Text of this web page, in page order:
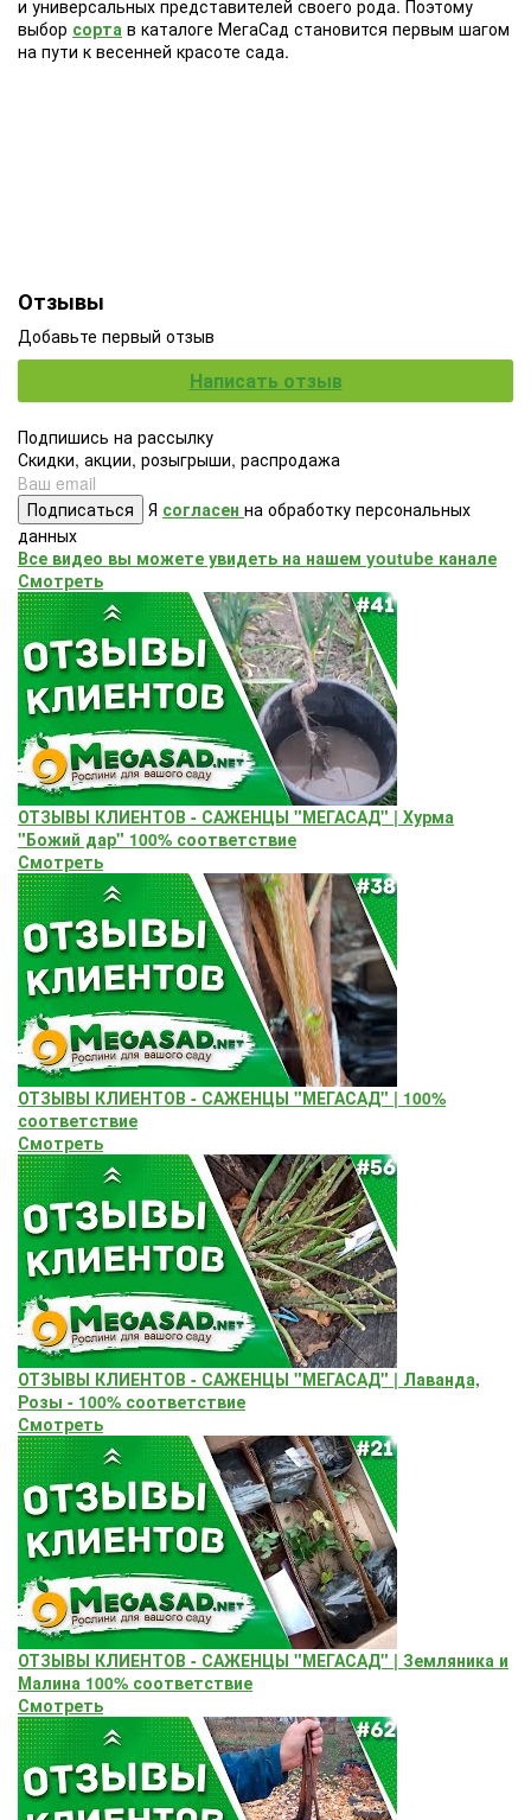
и универсальных представителей своего рода. Поэтому
выбор сорта в каталоге МегаСад становится первым шагом
на пути к весенней красоте сада.
Отзывы
Добавьте первый отзыв
Написать отзыв
Подпишись на рассылку
Скидки, акции, розыгрыши, распродажа
Подписаться Я согласен на обработку персональных
данных
Все видео вы можете увидеть на нашем youtube канале
Смотреть
ОТЗЫВЫ КЛИЕНТОВ - САЖЕНЦЫ "МЕГАСАД" | Хурма
"Божий дар" ​100% соответствие
Смотреть
ОТЗЫВЫ КЛИЕНТОВ - САЖЕНЦЫ "МЕГАСАД" | 100%
соответствие
Смотреть
ОТЗЫВЫ КЛИЕНТОВ - САЖЕНЦЫ "МЕГАСАД" | Лаванда,
Розы - 100% соответствие
Смотреть
ОТЗЫВЫ КЛИЕНТОВ - САЖЕНЦЫ "МЕГАСАД" | Земляника и
Малина 100% соответствие
Смотреть